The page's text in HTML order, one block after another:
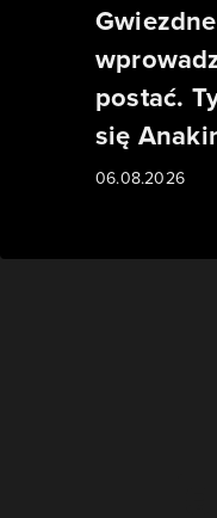
postać.
się
06.08.2026